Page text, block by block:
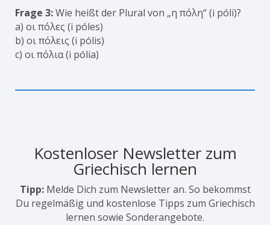
Frage 3:Wie heißt der Plural von „η πόλη“ (i póli)?
a) οι πόλες (i póles)
b) οι πόλεις (i pólis)
c) οι πόλια (i pólia)
Kostenloser Newsletter zum
Griechisch lernen
Tipp:Melde Dich zum Newsletter an. So bekommst
Du regelmäßig und kostenlose Tipps zum Griechisch
lernen sowie Sonderangebote.